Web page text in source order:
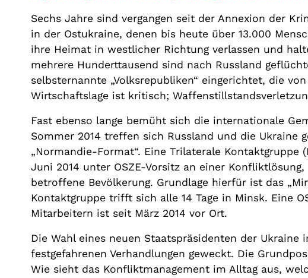
Sechs Jahre sind vergangen seit der Annexion der
in der Ostukraine, denen bis heute über 13.000
ihre Heimat in westlicher Richtung verlassen und
mehrere Hunderttausend sind nach Russland
selbsternannte „Volksrepubliken“ eingerichtet, die
Wirtschaftslage ist kritisch;
Fast ebenso lange bemüht sich die internationale
Sommer 2014 treffen sich Russland und die Ukraine
„Normandie-Format“. Eine Trilaterale Kontaktgruppe
Juni 2014 unter OSZE-Vorsitz an einer
betroffene Bevölkerung. Grundlage hierfür ist das
Kontaktgruppe trifft sich alle 14 Tage in Minsk. Eine
Mitarbeitern ist seit März 2014 vor Ort.
Die Wahl eines neuen Staatspräsidenten der
festgefahrenen Verhandlungen geweckt. Die
Wie sieht das Konfliktmanagement im Alltag aus,